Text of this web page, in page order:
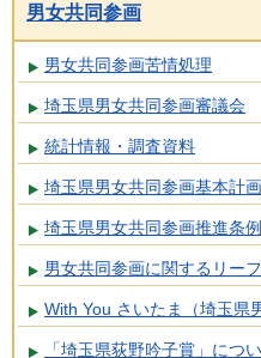
男女共同参画
男女共同参画苦情処理
埼玉県男女共同参画審議会
統計情報・調査資料
埼玉県男女共同参画基本計画
埼玉県男女共同参画推進条例
男女共同参画に関するリー
With You さいたま（埼玉県
「埼玉県荻野吟子賞」につ